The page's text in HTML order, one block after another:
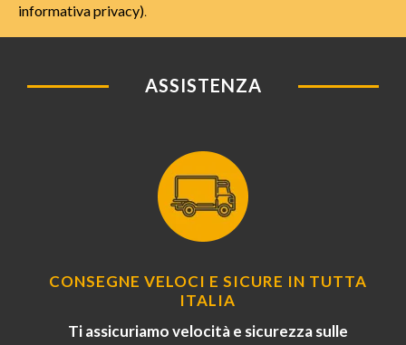
informativa privacy)
ASSISTENZA
CONSEGNE VELOCI E SICURE IN TUTTA
ITALIA
Ti assicuriamo velocità e sicurezza sulle